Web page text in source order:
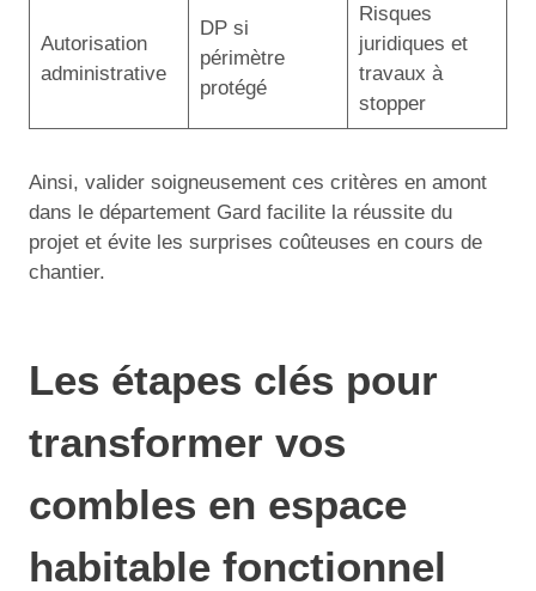
Autorisation
administrative
DP si
périmètre
protégé
Risques
juridiques et
travaux à
stopper
Ainsi, valider soigneusement ces critères en amont
dans le département Gard facilite la réussite du
projet et évite les surprises coûteuses en cours de
chantier.
Les étapes clés pour
transformer vos
combles en espace
habitable fonctionnel